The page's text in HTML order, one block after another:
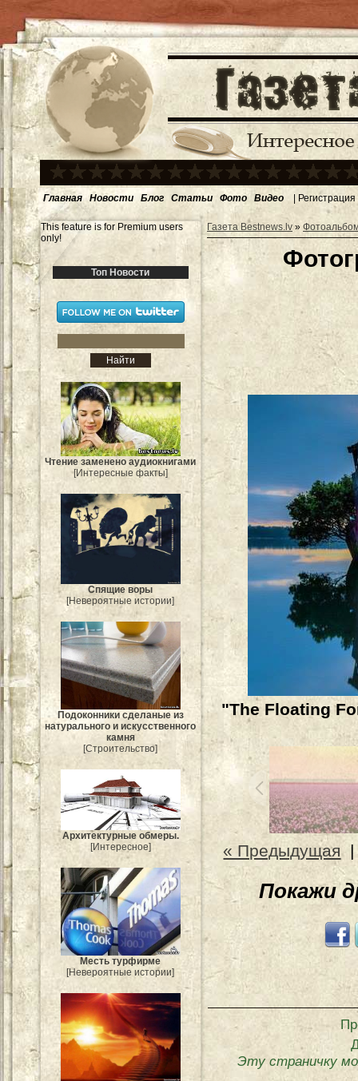
Главная Новости Блог Статьи Фото Видео | Регистрация
This feature is for Premium users
only!
Топ Новости
Чтение заменено аудиокнигами
[Интересные факты]
Спящие воры
[Невероятные истории]
Подоконники сделаные из
натурального и искусственного
камня
[Строительство]
Архитектурные обмеры.
[Интересное]
Месть турфирме
[Невероятные истории]
Газета Bestnews.lv»
"The Floating
« Предыдущая
Покажи
Эту страничку